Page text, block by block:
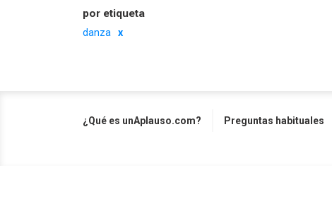
por etiqueta
danza
¿Qué es unAplauso.com? Preguntas habituales